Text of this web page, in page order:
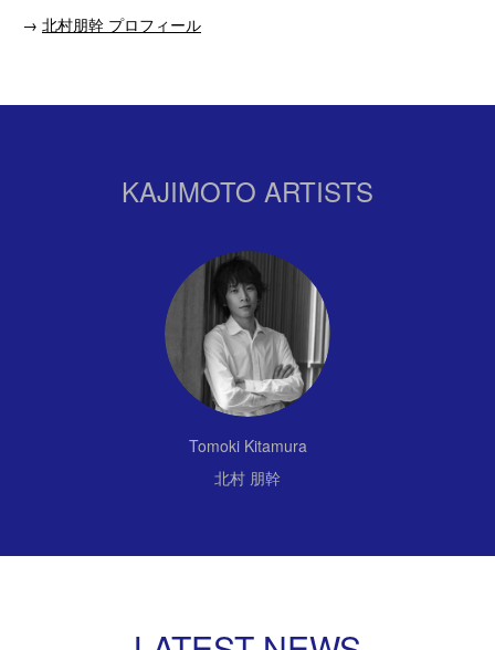
→ 北村朋幹 プロフィール
KAJIMOTO ARTISTS
Tomoki Kitamura
北村 朋幹